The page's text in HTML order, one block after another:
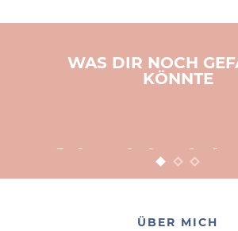
WAS DIR NOCH
KÖNNTE
gemacht
POSTED ON
ÜBER MICH